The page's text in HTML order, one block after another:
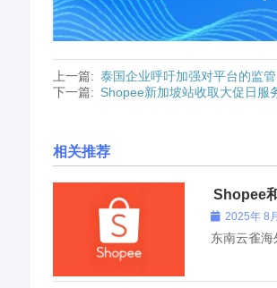
上一篇: 泰国企业呼吁加强对平台的监管
下一篇: Shopee新加坡站收取大促日服
相关推荐
Shopee
～ 2025年 8
东南云雀海